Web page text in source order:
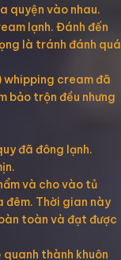
quyện vào nhau.
lạnh. Đánh đến
là tránh đánh quá
whipping cream đã
bảo trộn đều nhưng
đã đông lạnh.
và cho vào tủ
Thời gian này
toàn và đạt được
thành khuôn